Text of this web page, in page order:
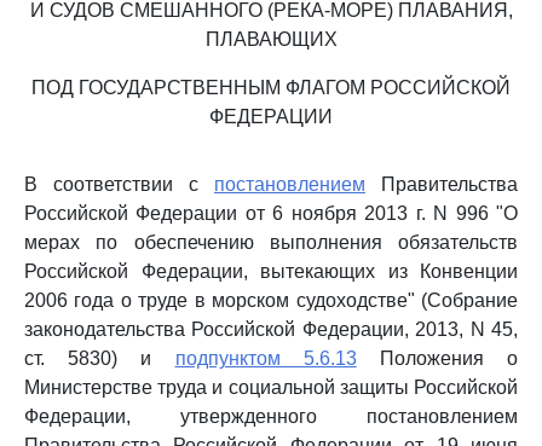
И СУДОВ СМЕШАННОГО (РЕКА-МОРЕ) ПЛАВАНИЯ,
ПЛАВАЮЩИХ
ПОД ГОСУДАРСТВЕННЫМ ФЛАГОМ РОССИЙСКОЙ
ФЕДЕРАЦИИ
В соответствии с постановлением Правительства
Российской Федерации от 6 ноября 2013 г. N 996 "О
мерах по обеспечению выполнения обязательств
Российской Федерации, вытекающих из Конвенции
2006 года о труде в морском судоходстве" (Собрание
законодательства Российской Федерации, 2013, N 45,
ст. 5830) и подпунктом 5.6.13Положения о
Министерстве труда и социальной защиты Российской
Федерации, утвержденного постановлением